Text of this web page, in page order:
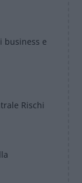
business e
Rischi